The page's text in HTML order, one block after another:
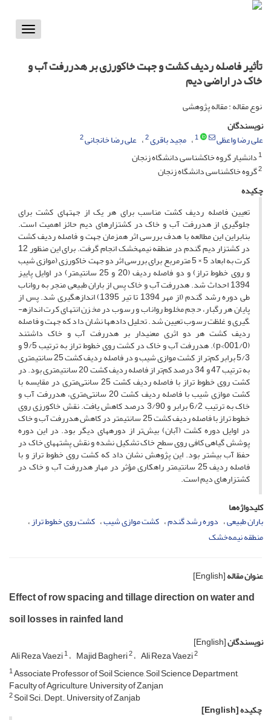
Toggle
تأثیر فاصله ردیف کشت و جهت خاکورزی بر هدررفت آب و
خاک در اراضی دیم
نوع مقاله : مقاله پژوهشی
نویسندگان
علی رضا واعظی
1 مجید باقری2 علی رضا خانجانی2
1دانشیار گروه خاکشناسی دانشگاه زنجان
2گروه خاکشناسی دانشگاه زنجان
چکیده
تعیین فاصله ردیف کشت مناسب برای هر یک از جهت­های کشت برای
جلوگیری از هدررفت آب و خاک در کشتزارهای دیم حائز اهمیت است.
بنابراین این مطالعه با هدف بررسی اثر هم­زمان جهت­ و فاصله ردیف کشت
در کشتزار دیم گندم در منطقه نیمه­خشک انجام گرفت. برای این منظور 12
کرت به ابعاد 5 × 5 مترمربع برای بررسی اثر دو جهت خاکورزی (موازی شیب
و روی خطوط تراز) و دو فاصله ردیف (20 و 25 سانتی­متر) در اوایل پاییز
1394 احداث شد. هدررفت آب و خاک پس از باران طبیعی منجر به رواناب
طی دوره رشد گندم (از مهر 1394 تا تیر 1395) اندازه­گیری شد. پس از
پایان هر رگبار، حجم مخلوط رواناب و رسوب در مخزن انتهای کرت اندازه­
گیری و غلظت رسوب تعیین شد. تحلیل داده­ها نشان داد که جهت و فاصله
ردیف کشت هر دو اثری معنی­دار بر هدررفت آب و خاک داشتند
(001/0>p). هدررفت آب و خاک در کشت روی خطوط تراز به ترتیب 9/5 و
5/3 برابر کم‌تر از کشت موازی شیب و در فاصله ردیف کشت 25 سانتی­متری
به ترتیب 47 و 34 درصد کم‌تر از فاصله ردیف کشت 20 سانتی­متری بود. در
کشت روی خطوط تراز با فاصله ردیف کشت 25 سانتی‌متری در مقایسه با
کشت موازی شیب با فاصله ردیف کشت 20 سانتی‌متری، هدررفت آب و
خاک به ترتیب 6/2 برابر و 3/90 درصد کاهش یافت. نقش خاکورزی روی
خطوط تراز با فاصله ردیف کشت 25 سانتی­متر در کاهش هدررفت آب و خاک
در اوایل دوره کشت (آبان) بیش‌تر از دوره­های دیگر بود. در این دوره
پوشش گیاهی کافی روی سطح خاک تشکیل نشده و نقش پشته­های خاک در
حفظ آب بیشتر بود. این پژوهش نشان داد که کشت روی خطوط تراز و با
فاصله ردیف 25 سانتی­متر راهکاری مؤثر در مهار هدررفت آب و خاک در
کشتزارهای دیم است.
کلیدواژه‌ها
باران طبیعی دوره رشد گندم کشت موازی شیب کشت روی خطوط تراز
منطقه نیمه‌خشک
عنوان مقاله[English]
Effect of row spacing and tillage direction on water and
soil losses in rainfed land
نویسندگان[English]
Ali Reza Vaezi1 Majid Bagheri2 Ali Reza Vaezi2
1Associate Professor of Soil Science, Soil Science Department,
Faculty of Agriculture, University of Zanjan
2Soil Sci. Dept., University of Zanjab
چکیده[English]